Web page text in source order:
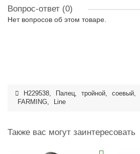
Вопрос-ответ (0)
Нет вопросов об этом товаре.
H229538, Палец, тройной, соевый,
FARMING, Line
Также вас могут заинтересовать